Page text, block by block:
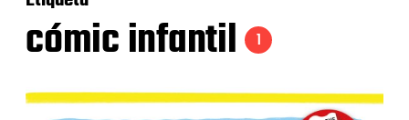
cómic infantil 1